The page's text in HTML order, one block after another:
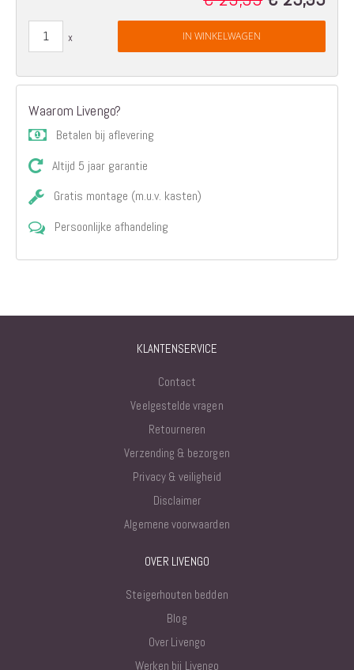
IN WINKELWAGEN
Waarom Livengo?
Betalen bij aflevering
Altijd 5 jaar garantie
Gratis montage (m.u.v. kasten)
Persoonlijke afhandeling
KLANTENSERVICE
Contact
Veelgestelde vragen
Retourneren
Verzending & bezorgen
Privacy & veiligheid
Disclaimer
Algemene voorwaarden
OVER LIVENGO
Steigerhouten bedden
Blog
Over Livengo
Werken bij Livengo